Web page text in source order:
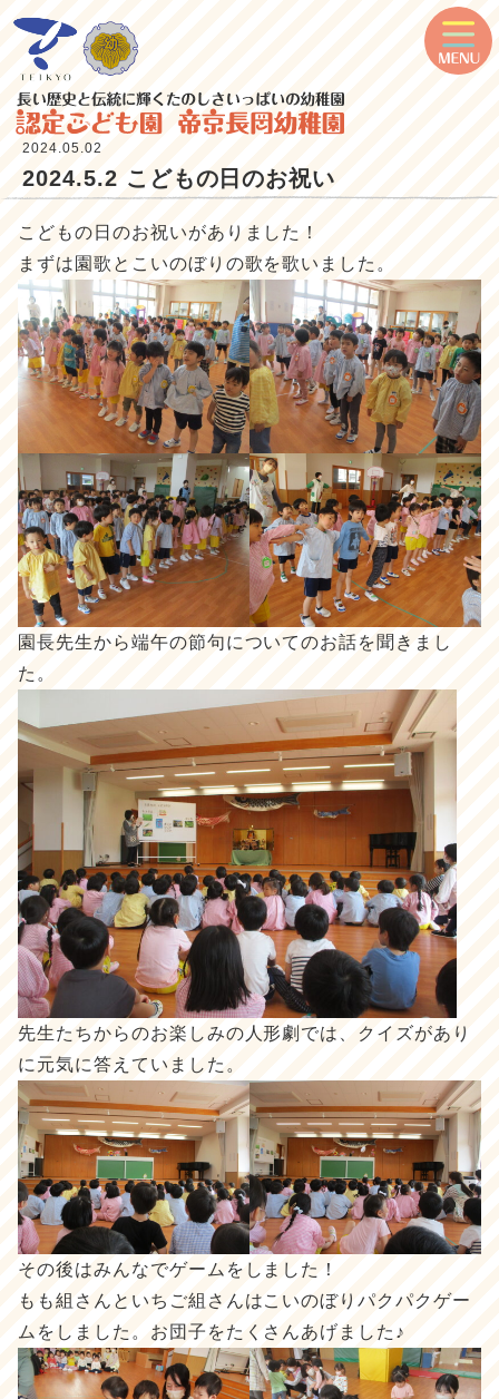
2024.05.02
2024.5.2 こどもの日のお祝い
こどもの日のお祝いがありました！
まずは園歌とこいのぼりの歌を歌いました。
園長先生から端午の節句についてのお話を聞きまし
た。
先生たちからのお楽しみの人形劇では、クイズがあり
に元気に答えていました。
その後はみんなでゲームをしました！
もも組さんといちご組さんはこいのぼりパクパクゲー
ムをしました。お団子をたくさんあげました♪